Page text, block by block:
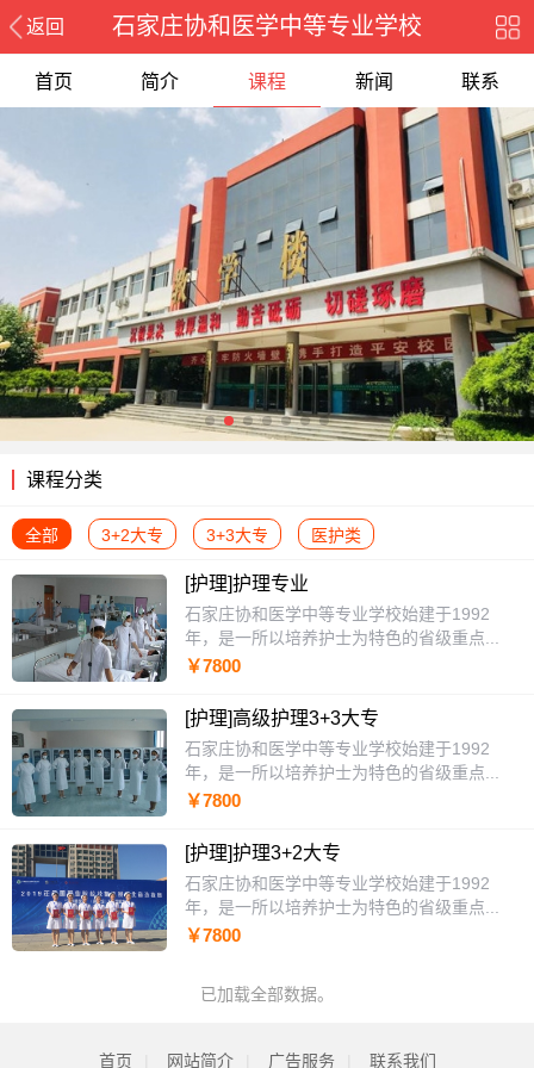
返回 石家庄协和医学中等专业学校
首页 简介 课程 新闻 联系
课程分类
全部 3+2大专 3+3大专 医护类
[护理]护理专业
石家庄协和医学中等专业学校始建于1992
年，是一所以培养护士为特色的省级重点...
￥7800
[护理]高级护理3+3大专
石家庄协和医学中等专业学校始建于1992
年，是一所以培养护士为特色的省级重点...
￥7800
[护理]护理3+2大专
石家庄协和医学中等专业学校始建于1992
年，是一所以培养护士为特色的省级重点...
￥7800
已加载全部数据。
首页 网站简介 广告服务 联系我们